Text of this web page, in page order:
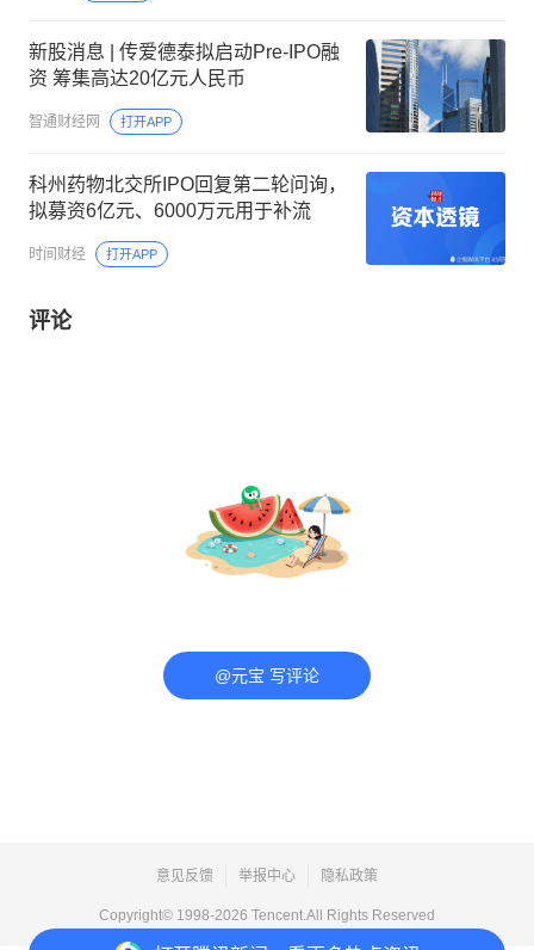
新股消息 | 传爱德泰拟启动Pre-IPO融
资 筹集高达20亿元人民币
智通财经网 打开APP
科州药物北交所IPO回复第二轮问询，
拟募资6亿元、6000万元用于补流
时间财经 打开APP
评论
@元宝 写评论
意见反馈 举报中心 隐私政策
Copyright© 1998-2026 Tencent.All Rights Reserved